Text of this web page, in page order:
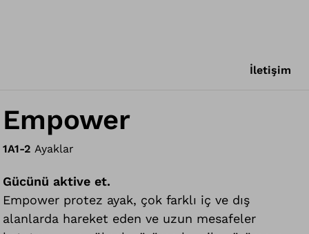
İletişim
Empower
1A1-2 Ayaklar
Gücünü aktive et.
Empower protez ayak, çok farklı iç ve dış
alanlarda hareket eden ve uzun mesafeler